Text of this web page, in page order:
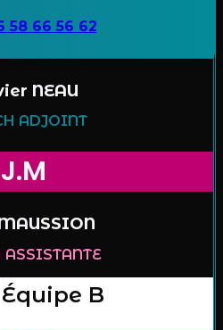
58 66 56 62
O.N
NEAU
ADJOINT
J.M
ASSISTANTE
B